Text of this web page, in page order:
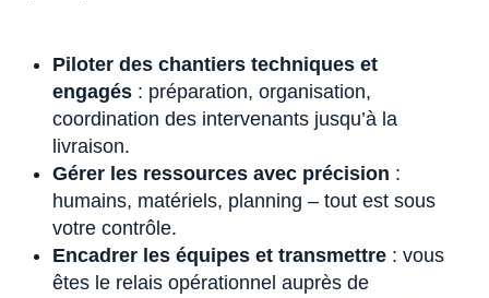
Piloter des chantiers techniques et
engagés : préparation, organisation,
coordination des intervenants jusqu’à la
livraison.
Gérer les ressources avec précision :
humains, matériels, planning – tout est sous
votre contrôle.
Encadrer les équipes et transmettre : vous
êtes le relais opérationnel auprès de